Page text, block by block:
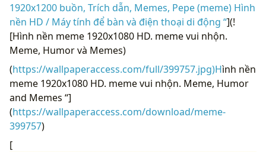
1920x1200 buồn, Trích dẫn, Memes, Pepe (meme) Hình
nền HD / Máy tính để bàn và điện thoại di động “](!
[Hình nền meme 1920x1080 HD. meme vui nhộn.
Meme, Humor và Memes)
(https://wallpaperaccess.com/full/399757.jpg)Hình nền
meme 1920x1080 HD. meme vui nhộn. Meme, Humor
and Memes “]
(https://wallpaperaccess.com/download/meme-
399757)
[